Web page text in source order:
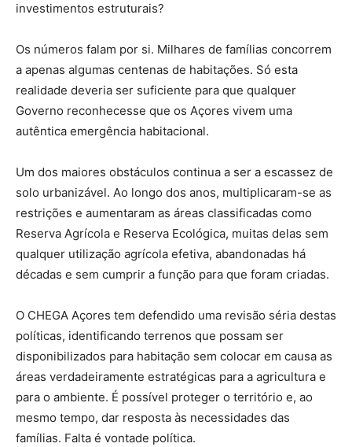
investimentos estruturais?
Os números falam por si. Milhares de famílias concorrem
a apenas algumas centenas de habitações. Só esta
realidade deveria ser suficiente para que qualquer
Governo reconhecesse que os Açores vivem uma
autêntica emergência habitacional.
Um dos maiores obstáculos continua a ser a escassez de
solo urbanizável. Ao longo dos anos, multiplicaram-se as
restrições e aumentaram as áreas classificadas como
Reserva Agrícola e Reserva Ecológica, muitas delas sem
qualquer utilização agrícola efetiva, abandonadas há
décadas e sem cumprir a função para que foram criadas.
O CHEGA Açores tem defendido uma revisão séria destas
políticas, identificando terrenos que possam ser
disponibilizados para habitação sem colocar em causa as
áreas verdadeiramente estratégicas para a agricultura e
para o ambiente. É possível proteger o território e, ao
mesmo tempo, dar resposta às necessidades das
famílias. Falta é vontade política.